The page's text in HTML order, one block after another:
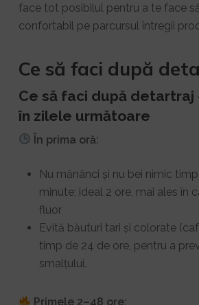
face tot posibilul pentru a te face
confortabil pe parcursul întregii
Ce să faci după
Ce să faci după detartraj
în zilele următoare
În prima oră:
Nu mănânci și nu bei nimic
minute; ideal 2 ore, mai ales în
fluor
Evită băuturi tari și colorate
timp de 24 de ore, pentru a
smalțului.
Primele 2–48 ore: